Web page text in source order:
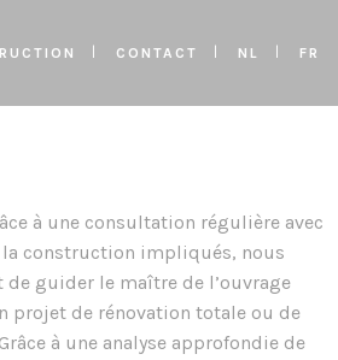
CONTACT NL FR
à une consultation régulière avec
construction impliqués, nous
de guider le maître de l’ouvrage
projet de rénovation totale ou de
à une analyse approfondie de